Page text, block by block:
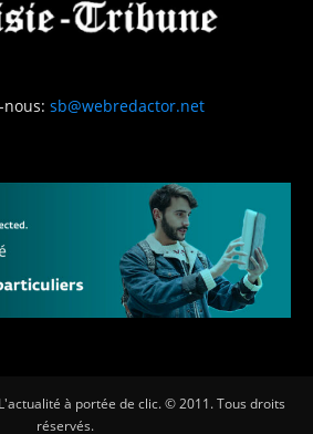
nous: sb@webredactor.net
à portée de clic. © 2011. Tous droits
réservés.